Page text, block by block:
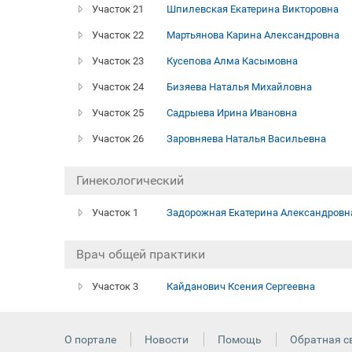
Участок 21 Шпилевская Екатерина Викторовна
Участок 22 Мартьянова Карина Александровна
Участок 23 Кусепова Алма Касымовна
Участок 24 Бизяева Наталья Михайловна
Участок 25 Садрыева Ирина Ивановна
Участок 26 Заровняева Наталья Васильевна
Гинекологический
Участок 1 Задорожная Екатерина
Врач общей практики
Участок 3 Кайданович Ксения Сергеевна
О портале Новости Помощь Обратная